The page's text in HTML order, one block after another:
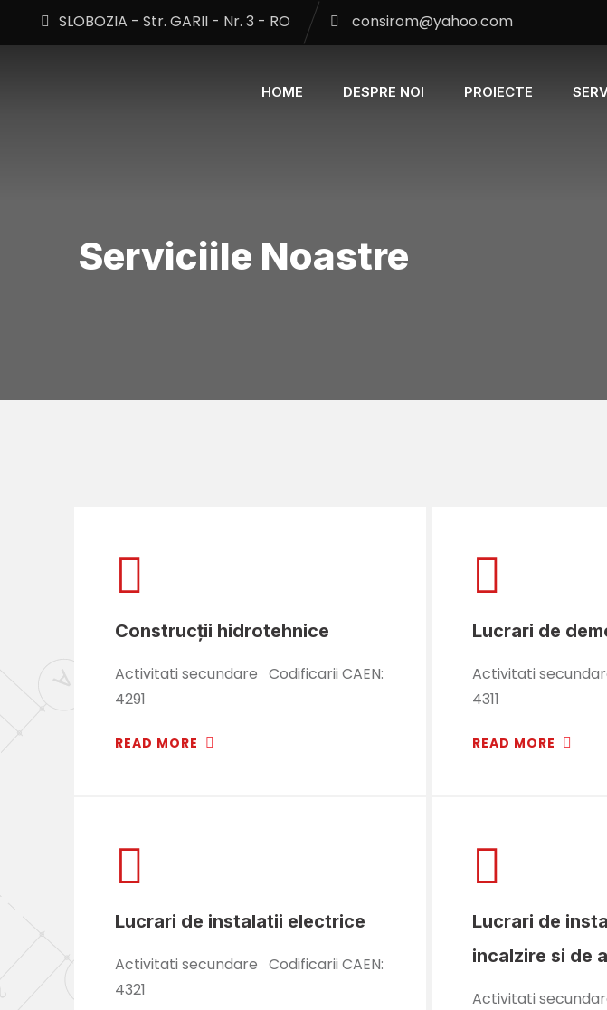
SLOBOZIA - Str. GARII - Nr. 3 - RO consirom@yahoo.com
HOME DESPRE NOI PROIECTE
Serviciile Noastre
Construcţii hidrotehnice
Activitati secundare Codificarii CAEN:
4291
READ MORE
Lucrari de
Activitati
4311
READ MORE
Lucrari de instalatii electrice
Activitati secundare Codificarii CAEN:
4321
Lucrari de
incalzire si de
Activitati